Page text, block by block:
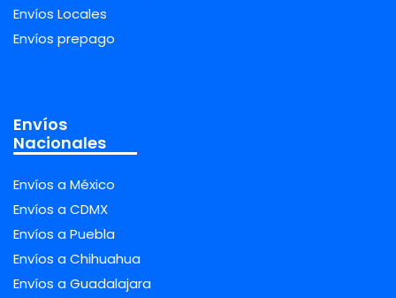
Envíos Locales
Envíos prepago
Envíos
Nacionales
Envíos a México
Envíos a CDMX
Envíos a Puebla
Envíos a Chihuahua
Envíos a Guadalajara